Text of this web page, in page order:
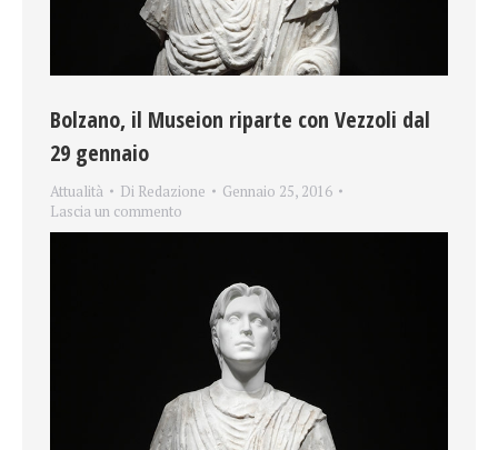
Bolzano, il Museion riparte con Vezzoli dal
29 gennaio
Attualità Di Redazione
Gennaio 25, 2016
Lascia un commento